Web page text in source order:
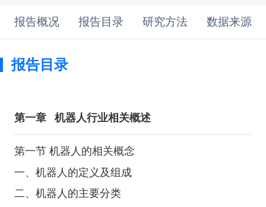
报告概况 报告目录 研究方法 数据来源
报告目录
第一章 机器人行业相关概述
第一节 机器人的相关概念
一、机器人的定义及组成
二、机器人的主要分类